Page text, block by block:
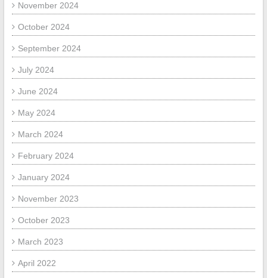
November 2024
October 2024
September 2024
July 2024
June 2024
May 2024
March 2024
February 2024
January 2024
November 2023
October 2023
March 2023
April 2022